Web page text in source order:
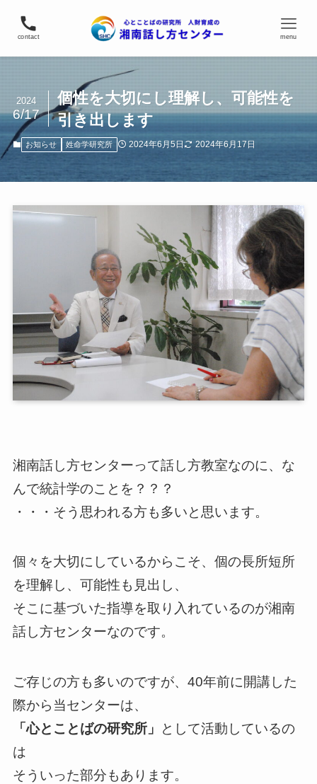
contact menu
個性を大切にし理解し、可能性を
引き出します
2024
6/17
お知らせ 姓命学研究所 2024年6月5日 2024年6月17日
湘南話し方センターって話し方教室なのに、な
んで統計学のことを？？？
・・・そう思われる方も多いと思います。
個々を大切にしているからこそ、個の長所短所
を理解し、可能性も見出し、
そこに基づいた指導を取り入れているのが湘南
話し方センターなのです。
ご存じの方も多いのですが、40年前に開講した
際から当センターは、
「心とことばの研究所」
として活動しているの
は
そういった部分もあります。